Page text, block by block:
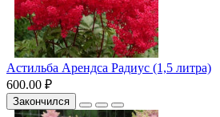
Астильба Арендса Радиус (1,5 литра)
600.00 ₽
Закончился